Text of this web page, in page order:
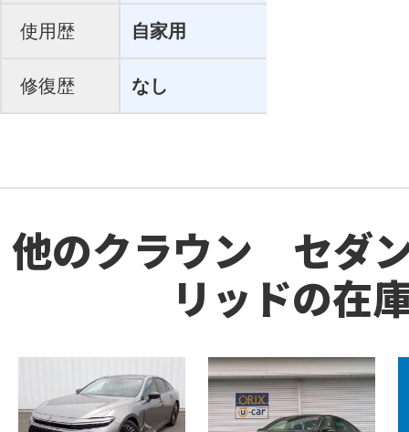
使用歴 自家用
修復歴 なし
他のクラウン セダ
リッドの在